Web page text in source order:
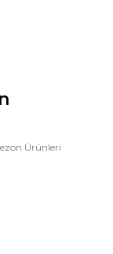
Ürünleri